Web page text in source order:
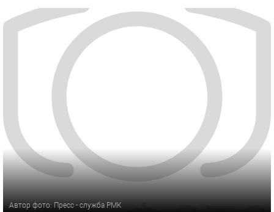
Автор фото: Пресс - служба РМК